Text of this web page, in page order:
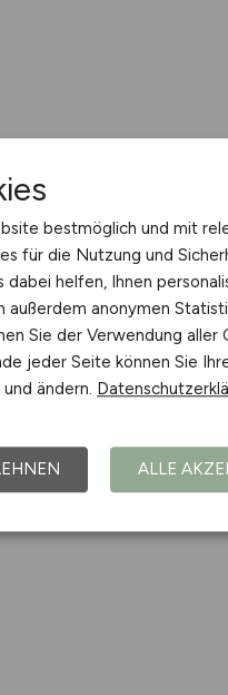
bestmöglich und mit
für die Nutzung und
helfen, Ihnen
außerdem anonymen
Sie der Verwendung aller
jeder Seite können Sie
ändern.
ALLE